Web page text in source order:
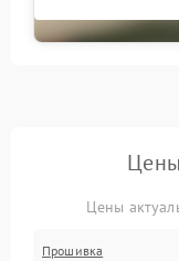
Цены
Прошивка